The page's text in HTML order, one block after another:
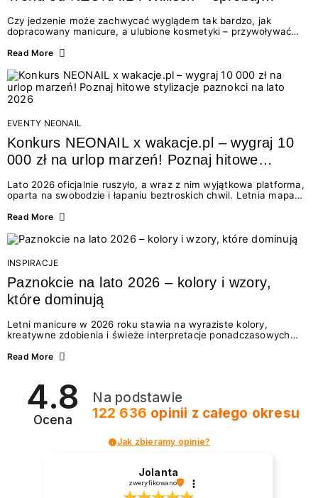
nowych lodów i odbierz prezent!
Czy jedzenie może zachwycać wyglądem tak bardzo, jak
dopracowany manicure, a ulubione kosmetyki – przywoływać
świata beauty i oszałamiających deserów to coś więcej niż
zmysłami: przez soczysty kolor, aksamitną teksturę,
orzeźwiający zapach i słodki akcent na podniebieniu. Tego lata
NEONAIL łączy siły z marką Willisch, tworząc unikalny projekt
na styku jedzenia i piękna....
Read More
EVENTY NEONAIL
Konkurs NEONAIL x wakacje.pl – wygraj 10
000 zł na urlop marzeń! Poznaj hitowe
Lato 2026 oficjalnie ruszyło, a wraz z nim wyjątkowa platforma,
oparta na swobodzie i łapaniu beztroskich chwil. Letnia mapa
doświadczenia wakacji – od spontanicznych wyjazdów, przez
Motywem przewodnim jest eksplorowanie i kolekcjonowanie
letnich momentów. Z tej okazji przygotowaliśmy coś absolutnie
wyjątkowego: wielki konkurs z wakacje.pl oraz dawkę
najgorętszych trendów w...
Read More
INSPIRACJE
Paznokcie na lato 2026 – kolory i wzory,
które dominują
Letni manicure w 2026 roku stawia na wyraziste kolory,
kreatywne zdobienia i świeże interpretacje ponadczasowych
zarówno energetycznych odcieni inspirowanych wakacjami, jak
2026? Znajdź inspirację dla swojego manicure!
Read More
4.8
Ocena
Na podstawie
122 636 opinii z całego okresu
Jak zbieramy opinie?
Jolanta
zweryfikowano